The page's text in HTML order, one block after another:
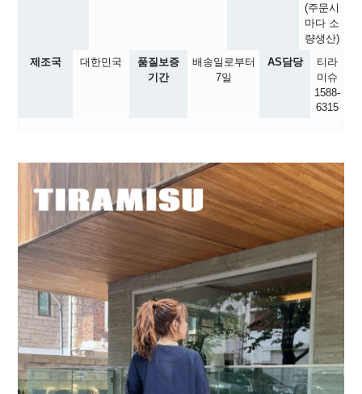
(주문시
마다 소
량생산)
제조국
대한민국
품질보증
기간
배송일로부터
7일
AS담당
티라
미슈
1588-
6315